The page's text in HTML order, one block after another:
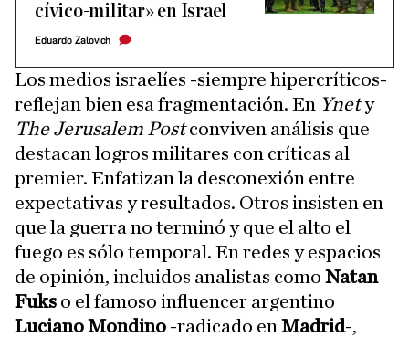
cívico-militar» en Israel
Eduardo Zalovich
Los medios israelíes -siempre hipercríticos-
reflejan bien esa fragmentación. En Ynety
The Jerusalem Postconviven análisis que
destacan logros militares con críticas al
premier. Enfatizan la desconexión entre
expectativas y resultados. Otros insisten en
que la guerra no terminó y que el alto el
fuego es sólo temporal. En redes y espacios
de opinión, incluidos analistas como Natan
Fuks o el famoso influencer argentino
Luciano Mondino -radicado en Madrid-,